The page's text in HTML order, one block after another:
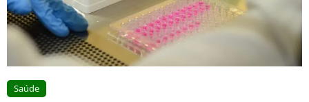
Saúde